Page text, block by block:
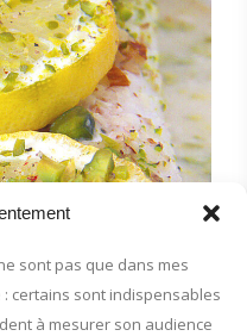
sont pas que dans mes
: certains sont indispensables
à mesurer son audience